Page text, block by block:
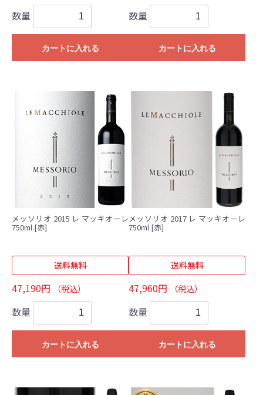
数量
カートに入れる
数量
カートに入れる
メッソリオ 2015 レ マッキオーレ
750ml [赤]
送料無料
47,190円 （税込）
数量
カートに入れる
メッソリオ 2017 レ マッキオーレ
750ml [赤]
送料無料
47,960円 （税込）
数量
カートに入れる